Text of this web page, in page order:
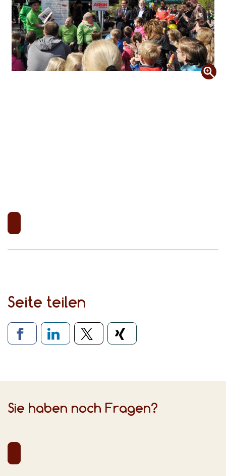
Seite teilen
Verlinkung zu sozialen Medien
Sie haben noch Fragen?